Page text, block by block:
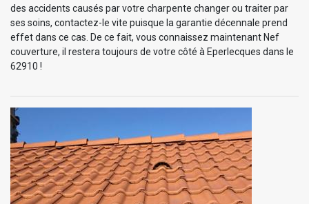
des accidents causés par votre charpente changer ou traiter par
ses soins, contactez-le vite puisque la garantie décennale prend
effet dans ce cas. De ce fait, vous connaissez maintenant Nef
couverture, il restera toujours de votre côté à Eperlecques dans le
62910 !